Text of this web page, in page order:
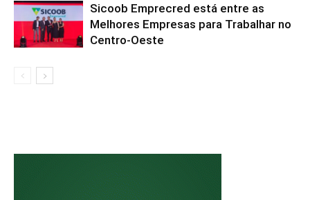
Sicoob Emprecred está entre as
Melhores Empresas para Trabalhar no
Centro-Oeste